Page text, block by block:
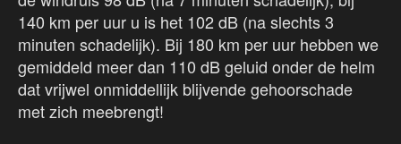
140 km per uur u is het 102 dB (na slechts 3
minuten schadelijk). Bij 180 km per uur hebben we
gemiddeld meer dan 110 dB geluid onder de helm
dat vrijwel onmiddellijk blijvende gehoorschade
met zich meebrengt!